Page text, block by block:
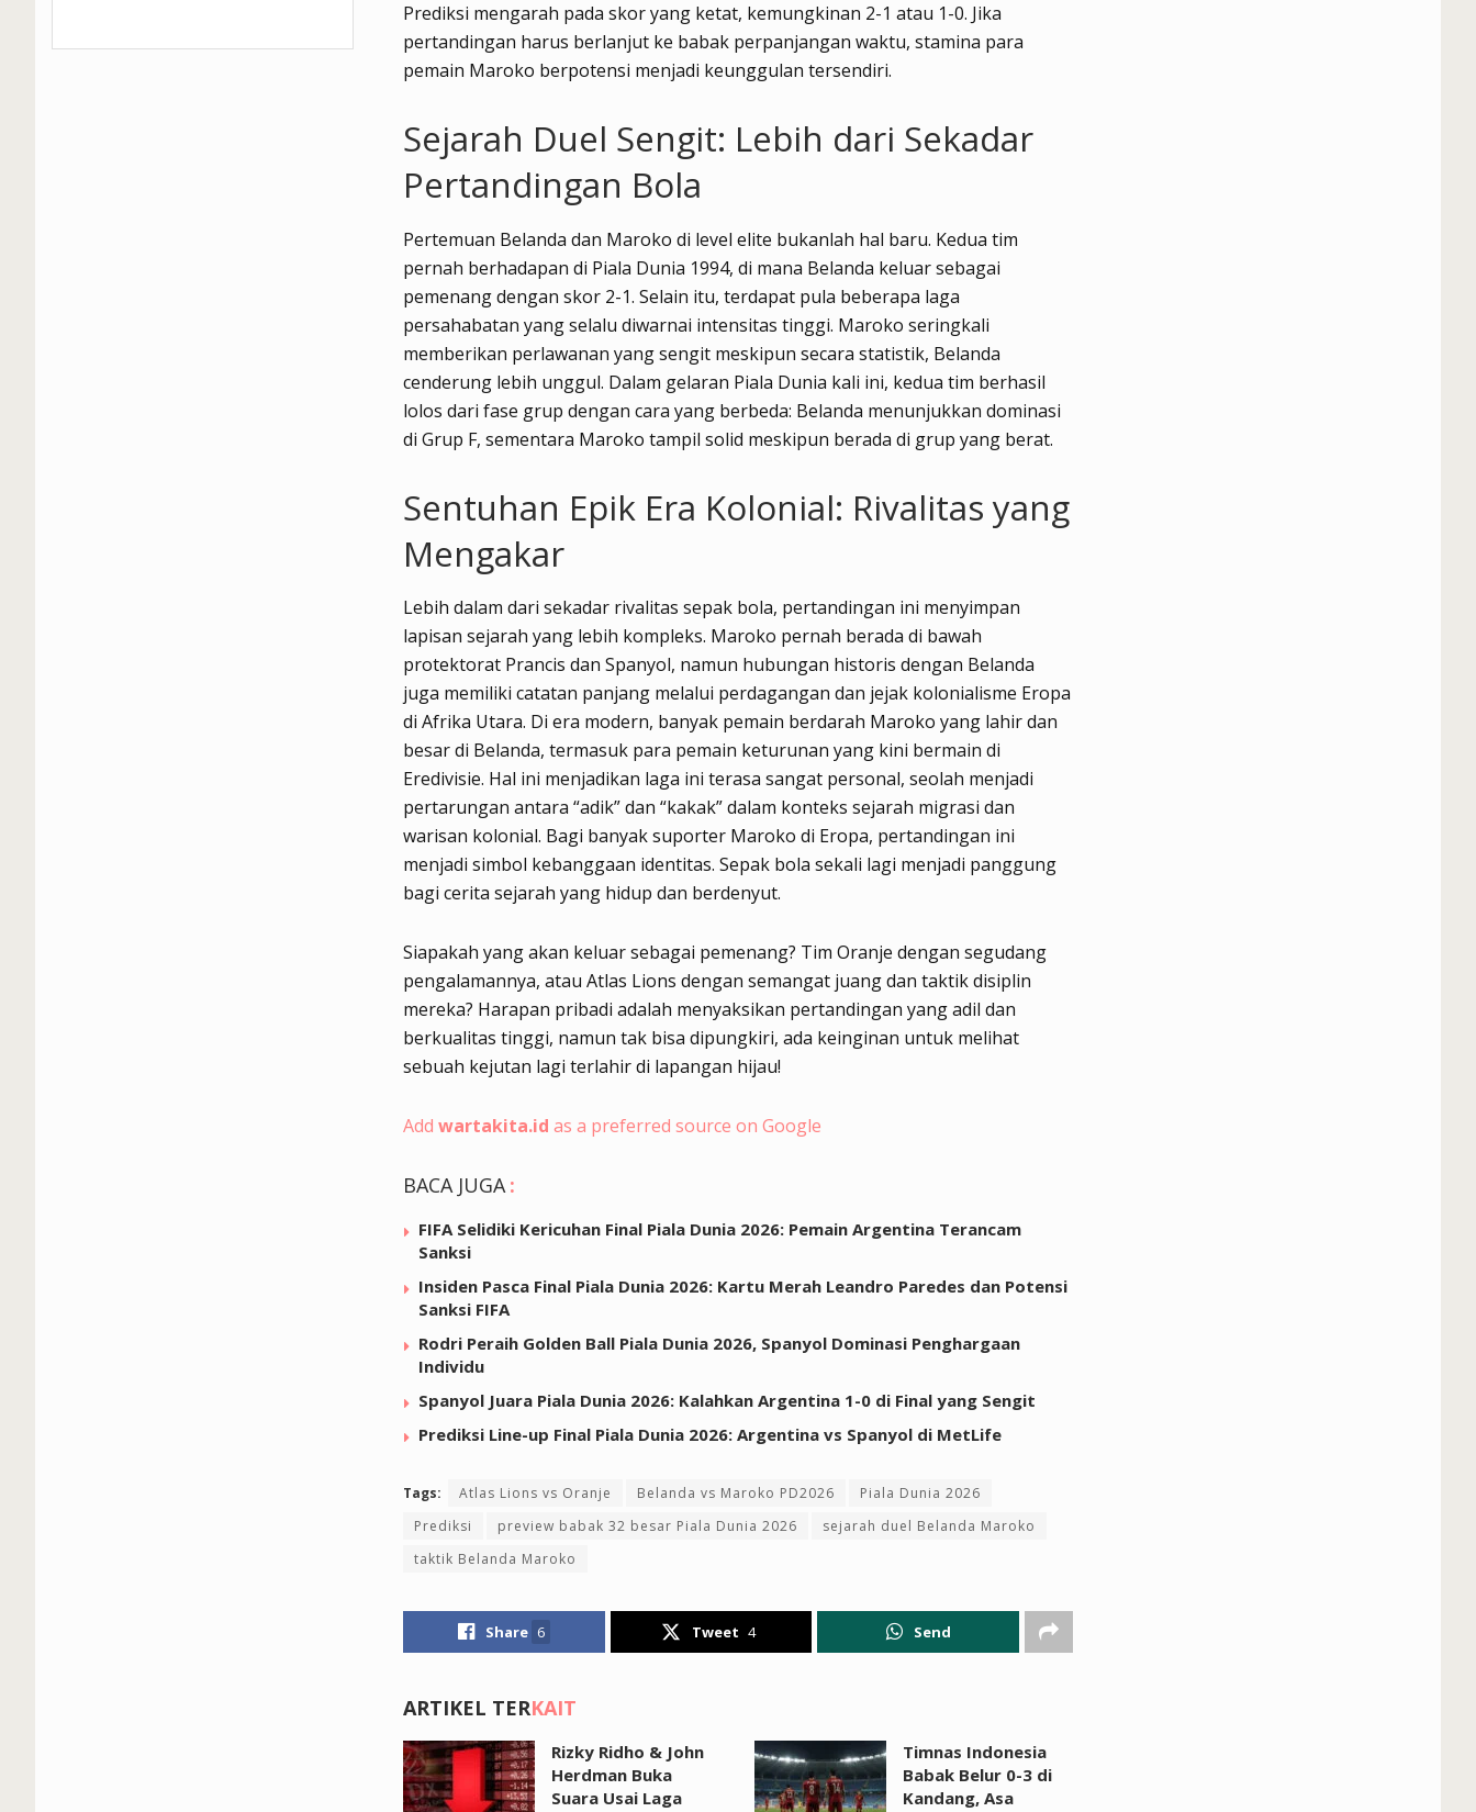
Prediksi mengarah pada skor yang ketat, kemungkinan 2-1 atau 1-0. Jika
pertandingan harus berlanjut ke babak perpanjangan waktu, stamina para
pemain Maroko berpotensi menjadi keunggulan tersendiri.
Sejarah Duel Sengit: Lebih dari Sekadar
Pertandingan Bola
Pertemuan Belanda dan Maroko di level elite bukanlah hal baru. Kedua tim
pernah berhadapan di Piala Dunia 1994, di mana Belanda keluar sebagai
pemenang dengan skor 2-1. Selain itu, terdapat pula beberapa laga
persahabatan yang selalu diwarnai intensitas tinggi. Maroko seringkali
memberikan perlawanan yang sengit meskipun secara statistik, Belanda
cenderung lebih unggul. Dalam gelaran Piala Dunia kali ini, kedua tim berhasil
lolos dari fase grup dengan cara yang berbeda: Belanda menunjukkan dominasi
di Grup F, sementara Maroko tampil solid meskipun berada di grup yang berat.
Sentuhan Epik Era Kolonial: Rivalitas yang
Mengakar
Lebih dalam dari sekadar rivalitas sepak bola, pertandingan ini menyimpan
lapisan sejarah yang lebih kompleks. Maroko pernah berada di bawah
protektorat Prancis dan Spanyol, namun hubungan historis dengan Belanda
juga memiliki catatan panjang melalui perdagangan dan jejak kolonialisme Eropa
di Afrika Utara. Di era modern, banyak pemain berdarah Maroko yang lahir dan
besar di Belanda, termasuk para pemain keturunan yang kini bermain di
Eredivisie. Hal ini menjadikan laga ini terasa sangat personal, seolah menjadi
pertarungan antara “adik” dan “kakak” dalam konteks sejarah migrasi dan
warisan kolonial. Bagi banyak suporter Maroko di Eropa, pertandingan ini
menjadi simbol kebanggaan identitas. Sepak bola sekali lagi menjadi panggung
bagi cerita sejarah yang hidup dan berdenyut.
Siapakah yang akan keluar sebagai pemenang? Tim Oranje dengan segudang
pengalamannya, atau Atlas Lions dengan semangat juang dan taktik disiplin
mereka? Harapan pribadi adalah menyaksikan pertandingan yang adil dan
berkualitas tinggi, namun tak bisa dipungkiri, ada keinginan untuk melihat
sebuah kejutan lagi terlahir di lapangan hijau!
Add wartakita.id as a preferred source on Google
BACA JUGA :
FIFA Selidiki Kericuhan Final Piala Dunia 2026: Pemain Argentina Terancam
Sanksi
Insiden Pasca Final Piala Dunia 2026: Kartu Merah Leandro Paredes dan Potensi
Sanksi FIFA
Rodri Peraih Golden Ball Piala Dunia 2026, Spanyol Dominasi Penghargaan
Individu
Spanyol Juara Piala Dunia 2026: Kalahkan Argentina 1-0 di Final yang Sengit
Prediksi Line-up Final Piala Dunia 2026: Argentina vs Spanyol di MetLife
Tags: Atlas Lions vs Oranje Belanda vs Maroko PD2026
Piala Dunia 2026
Prediksi
preview babak 32 besar Piala Dunia 2026
sejarah duel Belanda Maroko
taktik Belanda Maroko
Share 6 Tweet 4 Send
ARTIKEL TERKAIT
Rizky Ridho & John
Herdman Buka
Suara Usai Laga
Timnas Indonesia
Babak Belur 0-3 di
Kandang, Asa